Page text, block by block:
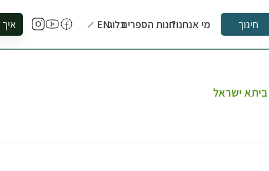
חינוך מי אנחנו?חנות הספריםבלוגEN
ביתא ישראל